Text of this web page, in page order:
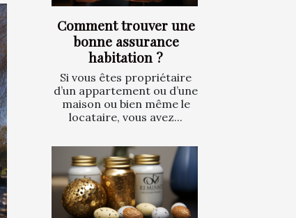
Comment trouver une
bonne assurance
habitation ?
Si vous êtes propriétaire
d’un appartement ou d’une
maison ou bien même le
locataire, vous avez...